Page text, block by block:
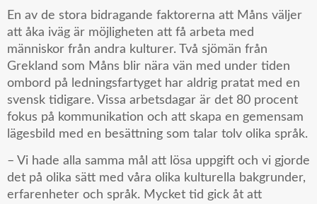
En av de stora bidragande faktorerna att Måns väljer
att åka iväg är möjligheten att få arbeta med
människor från andra kulturer. Två sjömän från
Grekland som Måns blir nära vän med under tiden
ombord på ledningsfartyget har aldrig pratat med en
svensk tidigare. Vissa arbetsdagar är det 80 procent
fokus på kommunikation och att skapa en gemensam
lägesbild med en besättning som talar tolv olika språk.
– Vi hade alla samma mål att lösa uppgift och vi gjorde
det på olika sätt med våra olika kulturella bakgrunder,
erfarenheter och språk. Mycket tid gick åt att